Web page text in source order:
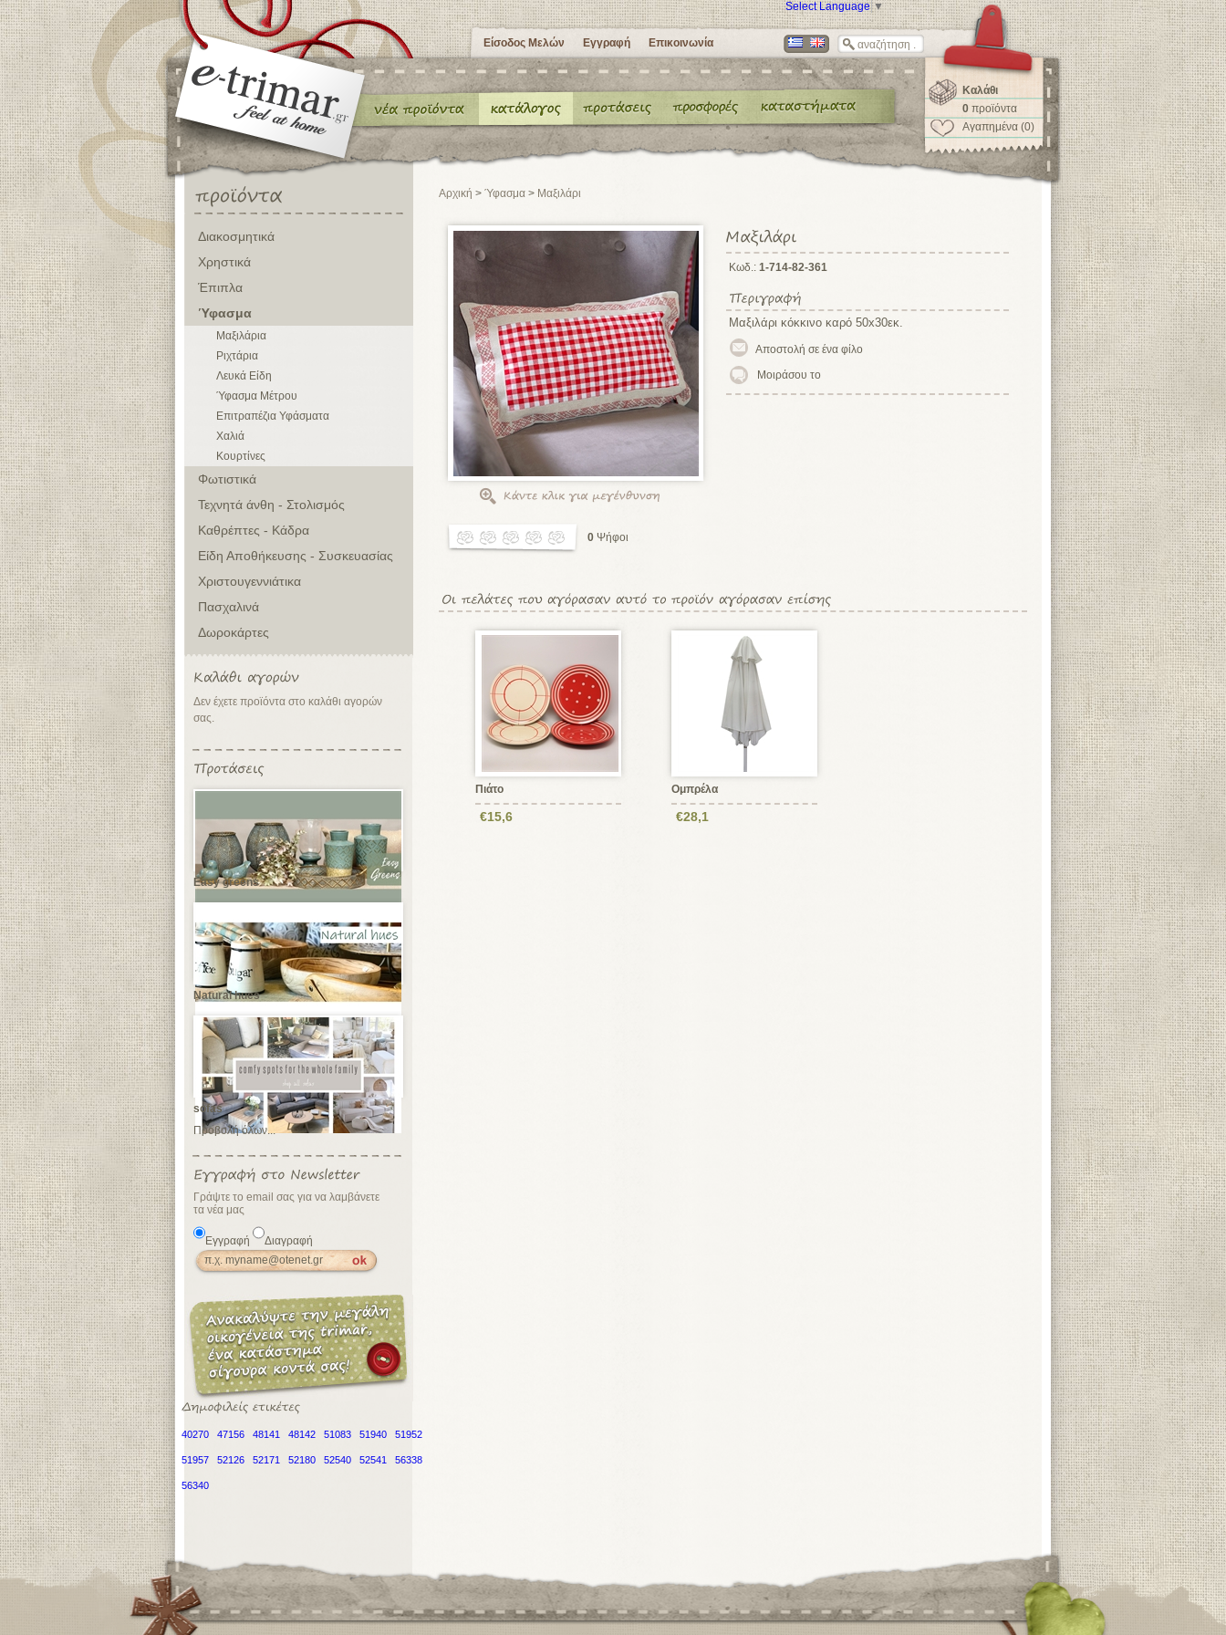
Select Language ▼
Είσοδος Μελών Εγγραφή Επικοινωνία
Καλάθι
0 προϊόντα
Αγαπημένα (0)
Διακοσμητικά
Χρηστικά
Έπιπλα
Ύφασμα
Μαξιλάρια
Ριχτάρια
Λευκά Είδη
Ύφασμα Μέτρου
Επιτραπέζια Υφάσματα
Χαλιά
Κουρτίνες
Φωτιστικά
Τεχνητά άνθη - Στολισμός
Καθρέπτες - Κάδρα
Είδη Αποθήκευσης - Συσκευασίας
Χριστουγεννιάτικα
Πασχαλινά
Δωροκάρτες
Δεν έχετε προϊόντα στο καλάθι αγορών
σας.
Easy greens
Natural hues
sofas
Προβολή όλων...
Γράψτε το email σας για να λαμβάνετε
τα νέα μας
Εγγραφή Διαγραφή
40270 47156 48141 48142 51083 51940 51952
51957 52126 52171 52180 52540 52541 56338
56340
Αρχική > Ύφασμα > Μαξιλάρι
0 Ψήφοι
Κωδ.: 1-714-82-361
Μαξιλάρι κόκκινο καρό 50x30εκ.
Μοιράσου το
Πιάτο
€15,6
Ομπρέλα
€28,1